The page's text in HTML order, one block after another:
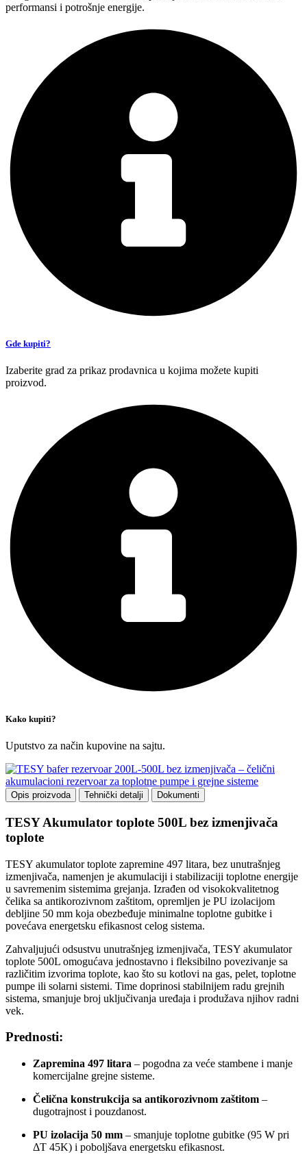
performansi i potrošnje energije.
Gde kupiti?
Izaberite grad za prikaz prodavnica u kojima možete kupiti
proizvod.
Kako kupiti?
Uputstvo za način kupovine na sajtu.
Opis proizvoda Tehnički detalji Dokumenti
TESY Akumulator toplote 500L bez izmenjivača
toplote
TESY akumulator toplote zapremine 497 litara, bez unutrašnjeg
izmenjivača, namenjen je akumulaciji i stabilizaciji toplotne energije
u savremenim sistemima grejanja. Izrađen od visokokvalitetnog
čelika sa antikorozivnom zaštitom, opremljen je PU izolacijom
debljine 50 mm koja obezbeđuje minimalne toplotne gubitke i
povećava energetsku efikasnost celog sistema.
Zahvaljujući odsustvu unutrašnjeg izmenjivača, TESY akumulator
toplote 500L omogućava jednostavno i fleksibilno povezivanje sa
različitim izvorima toplote, kao što su kotlovi na gas, pelet, toplotne
pumpe ili solarni sistemi. Time doprinosi stabilnijem radu grejnih
sistema, smanjuje broj uključivanja uređaja i produžava njihov radni
vek.
Prednosti:
Zapremina 497 litara – pogodna za veće stambene i manje
komercijalne grejne sisteme.
Čelična konstrukcija sa antikorozivnom zaštitom –
dugotrajnost i pouzdanost.
PU izolacija 50 mm – smanjuje toplotne gubitke (95 W pri
ΔT 45K) i poboljšava energetsku efikasnost.